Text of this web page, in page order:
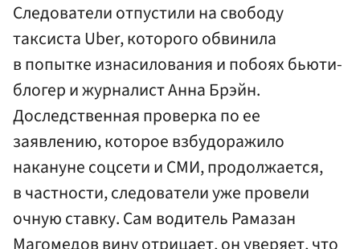
Следователи отпустили на свободу
таксиста Uber, которого обвинила
в попытке изнасилования и побоях бьюти-
блогер и журналист Анна Брэйн.
Доследственная проверка по ее
заявлению, которое взбудоражило
накануне соцсети и СМИ, продолжается,
в частности, следователи уже провели
очную ставку. Сам водитель Рамазан